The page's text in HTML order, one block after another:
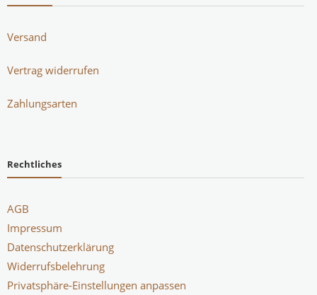
Versand
Vertrag widerrufen
Zahlungsarten
Rechtliches
AGB
Impressum
Datenschutzerklärung
Widerrufsbelehrung
Privatsphäre-Einstellungen anpassen